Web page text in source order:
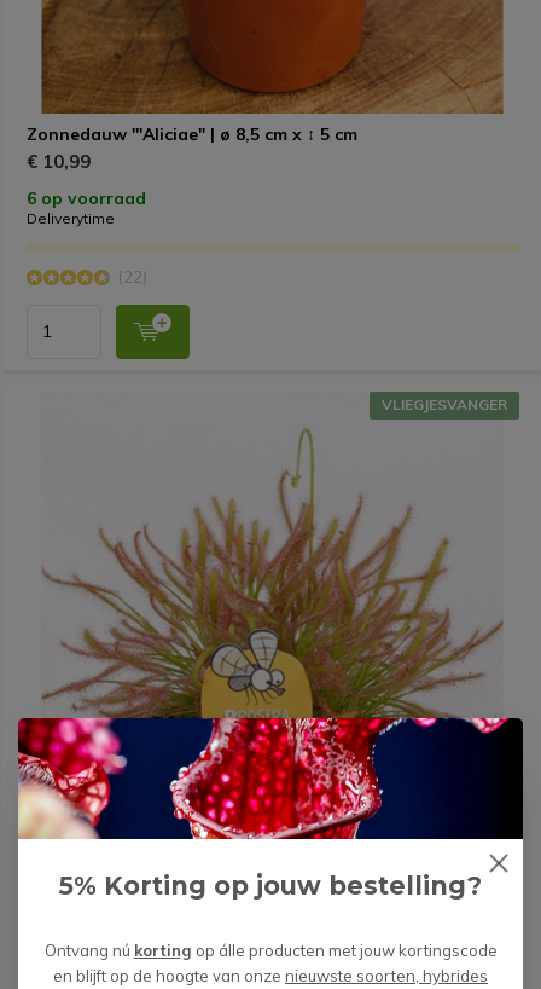
Zonnedauw '"Aliciae" | ø 8,5 cm x ↕ 5 cm
€ 10,99
6 op voorraad
Deliverytime
(22)
VLIEGJESVANGER
5% Korting op jouw bestelling?
Ontvang nú korting op álle producten met jouw kortingscode
en blijft op de hoogte van onze nieuwste soorten, hybrides